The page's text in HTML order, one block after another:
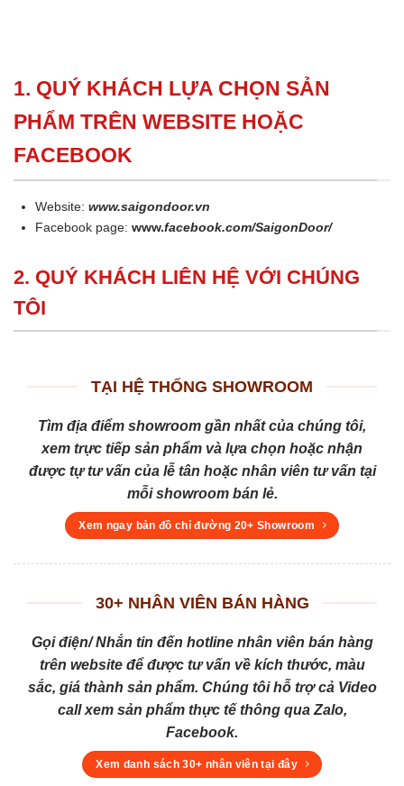
1. QUÝ KHÁCH LỰA CHỌN SẢN
PHẨM TRÊN WEBSITE HOẶC
FACEBOOK
Website:www.saigondoor.vn
Facebook page:www.facebook.com/SaigonDoor/
2. QUÝ KHÁCH LIÊN HỆ VỚI CHÚNG
TÔI
TẠI HỆ THỐNG SHOWROOM
Tìm địa điểm showroom gần nhất của chúng tôi,
xem trực tiếp sản phẩm và lựa chọn hoặc nhận
được tự tư vấn của lễ tân hoặc nhân viên tư vấn tại
mỗi showroom bán lẻ.
Xem ngay bản đồ chỉ đường 20+ Showroom
30+ NHÂN VIÊN BÁN HÀNG
Gọi điện/ Nhắn tin đến hotline nhân viên bán hàng
trên website để được tư vấn về kích thước, màu
sắc, giá thành sản phẩm. Chúng tôi hỗ trợ cả Video
call xem sản phẩm thực tế thông qua Zalo,
Facebook.
Xem danh sách 30+ nhân viên tại đây